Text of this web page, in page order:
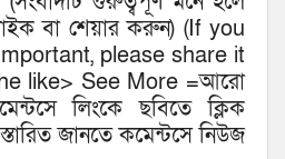
বা শেয়ার করুন) (If you
please share it
like> See More =আরো
লিংকে ছবিতে ক্লিক
জানতে কমেন্টসে নিউজ